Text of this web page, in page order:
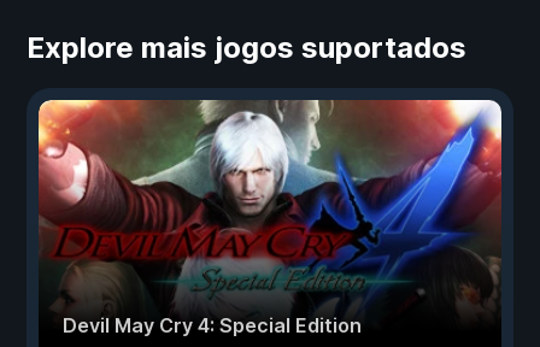
Explore mais jogos suportados
Devil May Cry 4: Special Edition